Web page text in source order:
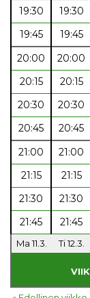
19:30
19:30
19:45
19:45
20:00
20:00
20:15
20:15
20:30
20:30
20:45
20:45
21:00
21:00
21:15
21:15
21:30
21:30
21:45
21:45
Ma 11.3. Ti 12.3.